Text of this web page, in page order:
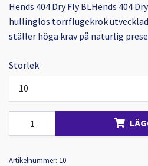
Hends 404 Dry Fly BLHends 404
hullinglös torrflugekrok
ställer höga krav på naturlig
Storlek
10
Artikelnummer: 10